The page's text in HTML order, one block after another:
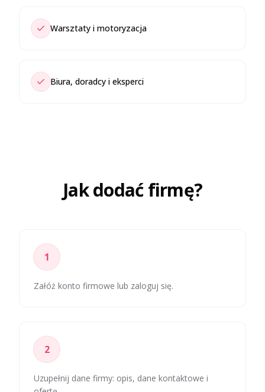
Warsztaty i motoryzacja
Biura, doradcy i eksperci
Jak dodać firmę?
1
Załóż konto firmowe lub zaloguj się.
2
Uzupełnij dane firmy: opis, dane kontaktowe i